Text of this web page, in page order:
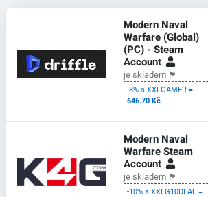
Modern Naval
Warfare (Global)
(PC) - Steam
Account
je skladem 🏴
-8% s XXLGAMER =
646.70 Kč
Modern Naval
Warfare Steam
Account
je skladem 🏴
-10% s XXLG10DEAL =